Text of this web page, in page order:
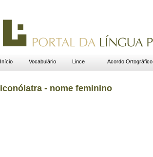
Início Vocabulário Lince Acordo Ortográfico
iconólatra - nome feminino